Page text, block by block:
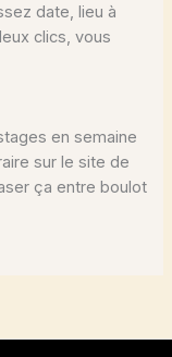
date, lieu à
clics, vous
en semaine
sur le site de
ça entre boulot